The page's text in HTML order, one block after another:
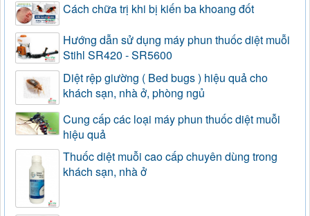
Cách chữa trị khi bị kiến ba khoang đốt
Hướng dẫn sử dụng máy phun thuốc diệt muỗi
Stihl SR420 - SR5600
Diệt rệp giường ( Bed bugs ) hiệu quả cho
khách sạn, nhà ở, phòng ngủ
Cung cấp các loại máy phun thuốc diệt muỗi
hiệu quả
Thuốc diệt muỗi cao cấp chuyên dùng trong
khách sạn, nhà ở